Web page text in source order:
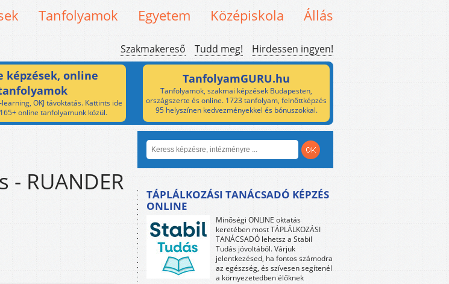
Tanfolyamok Egyetem Középiskola Állás
Szakmakereső Tudd meg! Hirdessen ingyen!
képzések, online
OKJ távoktatás. Kattints ide
online tanfolyamunk közül.
TanfolyamGURU.hu
Tanfolyamok, szakmai képzések Budapesten,
országszerte és online. 1723 tanfolyam, felnőttképzés
95 helyszínen kedvezményekkel és bónuszokkal.
RUANDER
TÁPLÁLKOZÁSI TANÁCSADÓ KÉPZÉS
ONLINE
Minőségi ONLINE oktatás
keretében most TÁPLÁLKOZÁSI
TANÁCSADÓ lehetsz a Stabil
Tudás jóvoltából. Várjuk
jelentkezésed, ha fontos számodra
az egészség, és szívesen segítenél
a környezetedben élőknek